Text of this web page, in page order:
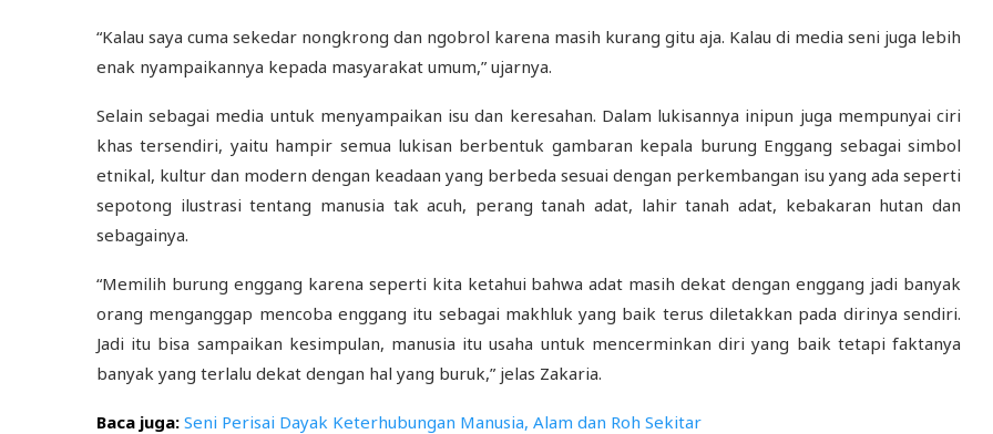
“Kalau saya cuma sekedar nongkrong dan ngobrol karena masih kurang gitu aja. Kalau di media seni juga lebih
enak nyampaikannya kepada masyarakat umum,” ujarnya.
Selain sebagai media untuk menyampaikan isu dan keresahan. Dalam lukisannya inipun juga mempunyai ciri
khas tersendiri, yaitu hampir semua lukisan berbentuk gambaran kepala burung Enggang sebagai simbol
etnikal, kultur dan modern dengan keadaan yang berbeda sesuai dengan perkembangan isu yang ada seperti
sepotong ilustrasi tentang manusia tak acuh, perang tanah adat, lahir tanah adat, kebakaran hutan dan
sebagainya.
“Memilih burung enggang karena seperti kita ketahui bahwa adat masih dekat dengan enggang jadi banyak
orang menganggap mencoba enggang itu sebagai makhluk yang baik terus diletakkan pada dirinya sendiri.
Jadi itu bisa sampaikan kesimpulan, manusia itu usaha untuk mencerminkan diri yang baik tetapi faktanya
banyak yang terlalu dekat dengan hal yang buruk,” jelas Zakaria.
Baca juga: Seni Perisai Dayak Keterhubungan Manusia, Alam dan Roh Sekitar